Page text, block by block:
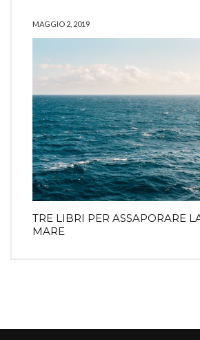
MAGGIO 2, 2019
TRE LIBRI PER ASSAPORARE
MARE